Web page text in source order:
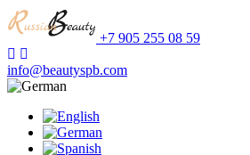
+7 905 255 08 59
info@beautyspb.com